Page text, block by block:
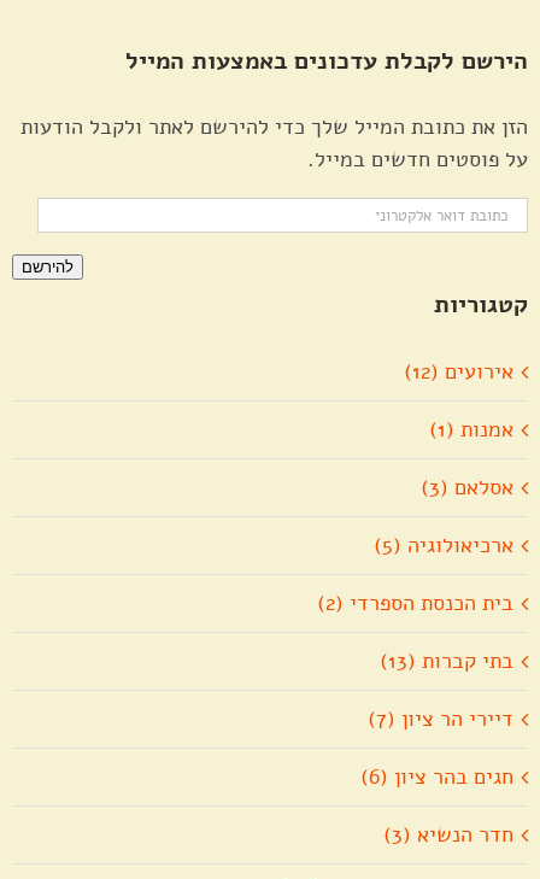
הירשם לקבלת עדכונים באמצעות המייל
הזן את כתובת המייל שלך כדי להירשם לאתר ולקבל הודעות
על פוסטים חדשים במייל.
כתובת
להירשם
קטגוריות
אירועים (12)
אמנות (1)
אסלאם (3)
ארכיאולוגיה (5)
בית הכנסת הספרדי (2)
בתי קברות (13)
דיירי הר ציון (7)
חגים בהר ציון (6)
חדר הנשיא (3)